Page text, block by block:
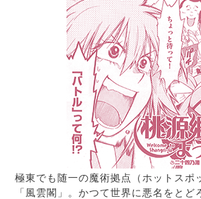
極東でも随一の魔術拠点（ホットスポ
「風雲閣」。かつて世界に悪名をとど